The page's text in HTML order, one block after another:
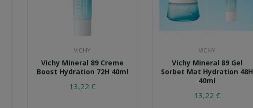
VICHY
Vichy Mineral 89 Creme
Boost Hydration 72H 40ml
13,22 €
VICHY
Vichy Mineral 89 Gel
Sorbet Mat Hydration 48H
40ml
13,22 €